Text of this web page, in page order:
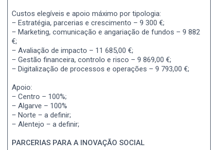
Custos elegíveis e apoio máximo por tipologia:
– Estratégia, parcerias e crescimento – 9 300 €;
– Marketing, comunicação e angariação de fundos – 9 882
€;
– Avaliação de impacto – 11 685,00 €;
– Gestão financeira, controlo e risco – 9 869,00 €;
– Digitalização de processos e operações – 9 793,00 €;
Apoio:
– Centro – 100%;
– Algarve – 100%
– Norte – a definir;
– Alentejo – a definir;
PARCERIAS PARA A INOVAÇÃO SOCIAL